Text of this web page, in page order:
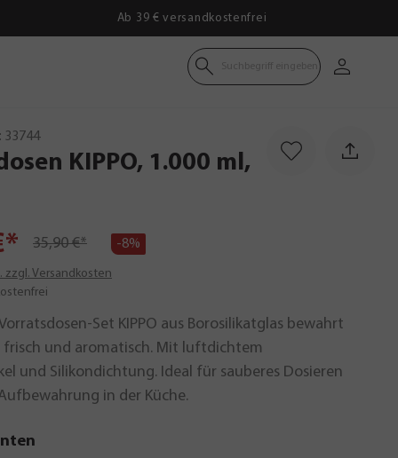
Ab 39 € versandkostenfrei
Suchbegriff eingeben
33744
KIPPO, 1.000 ml,
35,90 €* -8%
zzgl. Versandkosten
Set KIPPO aus Borosilikatglas bewahrt
frisch und aromatisch. Mit luftdichtem
und Silikondichtung. Ideal für sauberes Dosieren
in der Küche.